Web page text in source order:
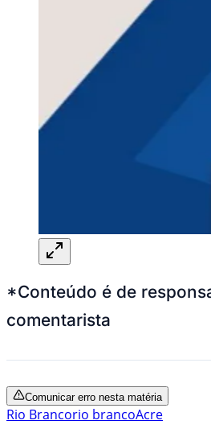
*Conteúdo é de
comentarista
Comunicar erro nesta matéria
Rio Brancorio brancoAcre